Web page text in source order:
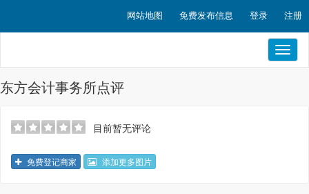
网站地图 免费发布信息 登录 注册
东方会计事务所点评
目前暂无评论
免费登记商家 添加更多图片